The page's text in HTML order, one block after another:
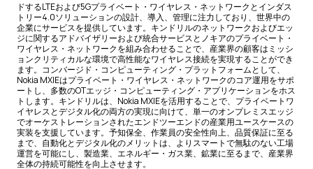
ドするLTEおよび5Gプライベート・ワイヤレス・ネットワークとインダス
トリー4.0ソリューションの設計、導入、管理に注力しており、世界中の
企業にサービスを提供しています。キンドリルのネットワークおよびエッ
ジに関するアドバイザリーおよび統合サービスとノキアのプライベート・
ワイヤレス・ネットワークを組み合わせることで、産業界の顧客はミッシ
ョンクリティカルな環境で高性能なワイヤレス接続を実現することができ
ます。コンバージド・コンピューティング・プラットフォームとして、
Nokia MXIEはプライベート・ワイヤレス・ネットワークのコア運用をサポ
ートし、多数のOTエッジ・コンピューティング・アプリケーションをホス
トします。キンドリルは、Nokia MXIEを活用することで、プライベートワ
イヤレスとデジタル化の両方の実現に向けて、単一のオンプレミスエッジ
でオーケストレーションされたエンドツーエンドの産業用ユースケースの
実装を支援しています。予知保全、作業員の安全性向上、品質保証に至る
まで、自動化とデジタル化のメリットは、よりスマートで無駄のない工場
運営を可能にし、製造業、エネルギー・ガス業、鉱業に至るまで、産業界
全体の持続可能性を向上させます。